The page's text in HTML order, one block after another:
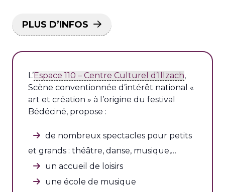
PLUS D’INFOS
L’Espace 110 – Centre Culturel d’Illzach,
Scène conventionnée d’intérêt national «
art et création » à l’origine du festival
Bédéciné, propose :
de nombreux spectacles pour petits
et grands : théâtre, danse, musique,…
un accueil de loisirs
une école de musique